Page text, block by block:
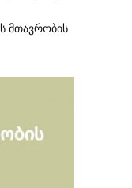
მთავრობის